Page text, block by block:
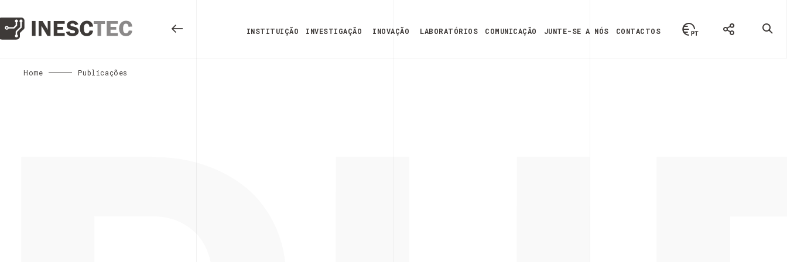
INSTITUIÇÃO INVESTIGAÇÃO INOVAÇÃO LABORATÓRIOS COMUNICAÇÃO JUNTE-SE A NÓS CONTACTOS
Home Publicações